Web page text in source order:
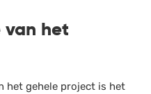
van het
het gehele project is het